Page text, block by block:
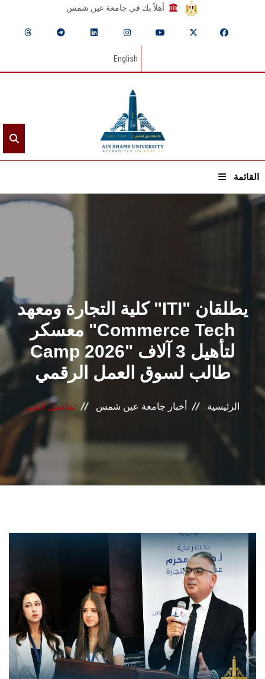
أهلاً بك في جامعة عين شمس
English
القائمة
القطاعـات
الشئون الأكاديمية
البحث العلمي
الرعاية الصحية
المراكز والوحدات
الأنظمة الذكية
الإعلام
الطلاب
الدراسات العليا
الخريجين
الموظفون
كلية التجارة ومعهد "ITI" يطلقان
معسكر "Commerce Tech
Camp 2026" لتأهيل 3 آلاف
طالب لسوق العمل الرقمي
الرئيسية أخبار جامعة عين شمس تفاصيل الخبر